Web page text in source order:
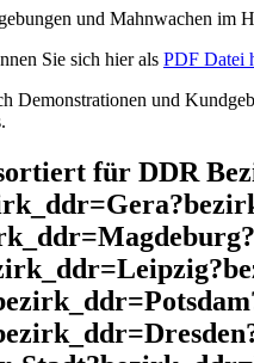
und Mahnwachen im
Sie sich hier als PDF Datei
Demonstrationen und
für DDR